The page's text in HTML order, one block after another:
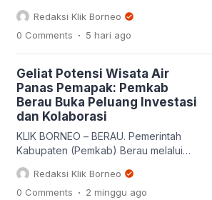
Dinas Kebudayaan dan Pariwisata
(Disbudpar) terus menunjukkan
komitmennya dalam memperkuat
Batiwakkal. Komitmen tersebut salah
satunya diwujudkan melalui kolaborasi
apik bersama Ikatan Pecinta Batik
Nusantara (IPBN), untuk meluncurkan
Tari Baliu Dalling serta Batik Motif
Maratua dan Derawan. Kepala
Disbudpar Berau, […]
Redaksi Klik Borneo
0 Comments . 5 hari ago
Geliat Potensi Wisata Air
Panas Pemapak: Pemkab
Berau Buka Peluang Investasi
dan Kolaborasi
KLIK BORNEO – BERAU. Pemerintah
Kabupaten (Pemkab) Berau melalui
Dinas Kebudayaan dan Pariwisata
(Disbudpar) tengah bergerak cepat
mematangkan strategi komprehensif
Redaksi Klik Borneo
0 Comments . 2 minggu ago